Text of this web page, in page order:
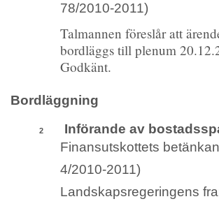
78/2010-2011)
Talmannen föreslår att
bordläggs till plenum
Godkänt.
Bordläggning
2Införande av
Finansutskottets
4/2010-2011)
Landskapsregeringens